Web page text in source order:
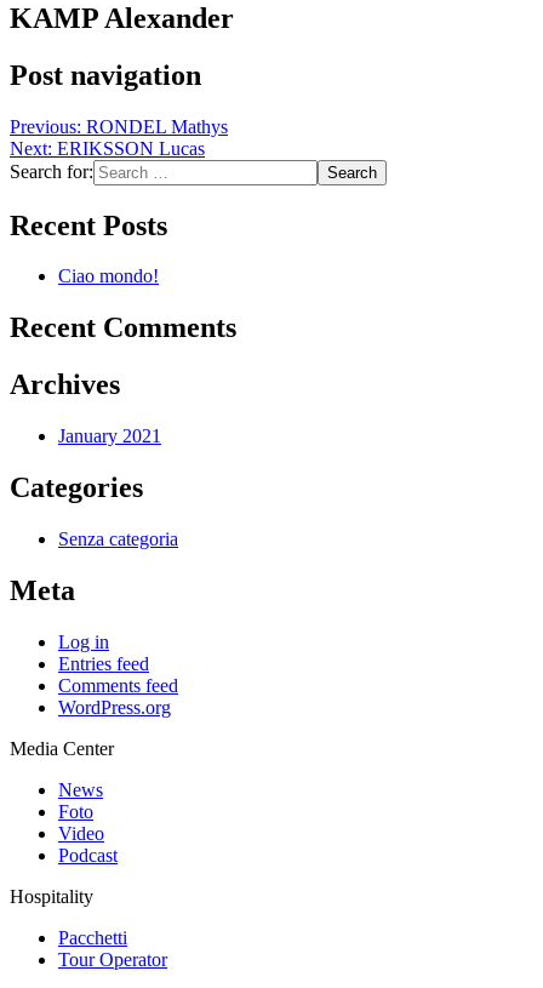
KAMP Alexander
Post navigation
Previous: RONDEL Mathys
Next: ERIKSSON Lucas
Search for:
Recent Posts
Ciao mondo!
Recent Comments
Archives
January 2021
Categories
Senza categoria
Meta
Log in
Entries feed
Comments feed
WordPress.org
Media Center
News
Foto
Video
Podcast
Hospitality
Pacchetti
Tour Operator